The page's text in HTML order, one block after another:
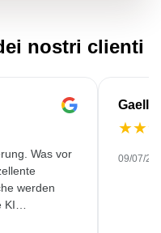
nostri clienti
vor
werden
KI
Top
Gaelle
★★
09/07/